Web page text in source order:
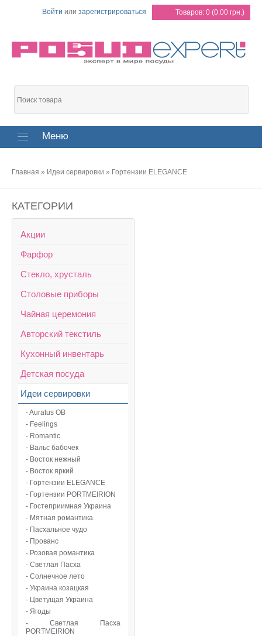
Товаров: 0 (0.00 грн.)
Войти или зарегистрироваться
Меню
Главная » Идеи сервировки » Гортензии ELEGANCE
КАТЕГОРИИ
Акции
Фарфор
Стекло, хрусталь
Столовые приборы
Чайная церемония
Авторский текстиль
Кухонный инвентарь
Детская посуда
Идеи сервировки
- Auratus OB
- Feelings
- Romantic
- Вальс бабочек
- Восток нежный
- Восток яркий
- Гортензии ELEGANCE
- Гортензии PORTMEIRION
- Гостеприимная Украина
- Мятная романтика
- Пасхальное чудо
- Прованс
- Розовая романтика
- Светлая Пасха
- Солнечное лето
- Украина козацкая
- Цветущая Украина
- Ягоды
- Светлая Пасха
PORTMEIRION